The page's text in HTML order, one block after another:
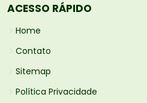
ACESSO RÁPIDO
Home
Contato
Sitemap
Política Privacidade